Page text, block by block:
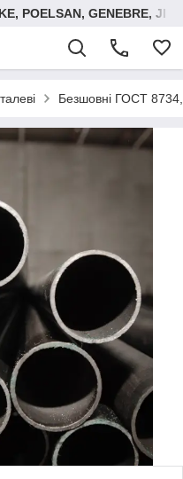
POELSAN, GENEBRE,
Безшовні ГОСТ